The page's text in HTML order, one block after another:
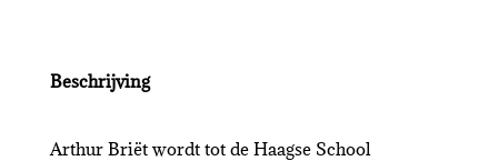
Beschrijving
Arthur Briët wordt tot de Haagse School